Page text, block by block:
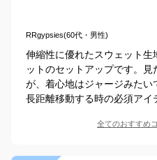
RRgypsies(60代・男性)
伸縮性に優れたスウェット
ットのセットアップです。
が、着心地はジャージみた
長距離移動する時の必須アイ
全てのおすすめ